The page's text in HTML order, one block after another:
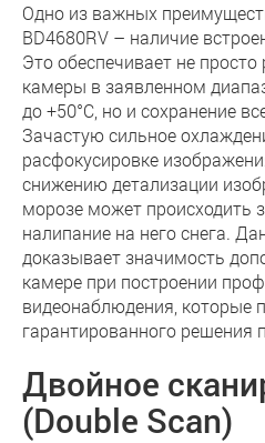
Одно из важных
BD4680RV – наличие
Это обеспечивает не
камеры в заявленном
до +50°С, но и сохранение
Зачастую сильное
расфокусировке
снижению детализации
морозе может происходить
налипание на него снега.
доказывает значимость
камере при построении
видеонаблюдения, которые
гарантированного решения
Двойное
(Double Scan)